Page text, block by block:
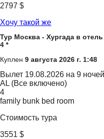
2797 $
Хочу такой же
Тур Москва - Хургада в
4 *
Куплен 9 августа 2026 г. 1:48
Вылет 19.08.2026 на 9 ночей
AL (Все включено)
4
family bunk bed room
Стоимость тура
3551 $